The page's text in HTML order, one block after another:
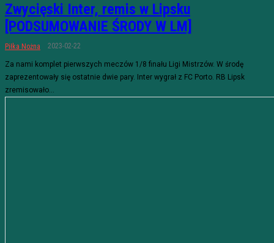
Zwycięski Inter, remis w Lipsku
[PODSUMOWANIE ŚRODY W LM]
Piłka Nożna 2023-02-22
Za nami komplet pierwszych meczów 1/8 finału Ligi Mistrzów. W środę
zaprezentowały się ostatnie dwie pary. Inter wygrał z FC Porto. RB Lipsk
zremisowało...